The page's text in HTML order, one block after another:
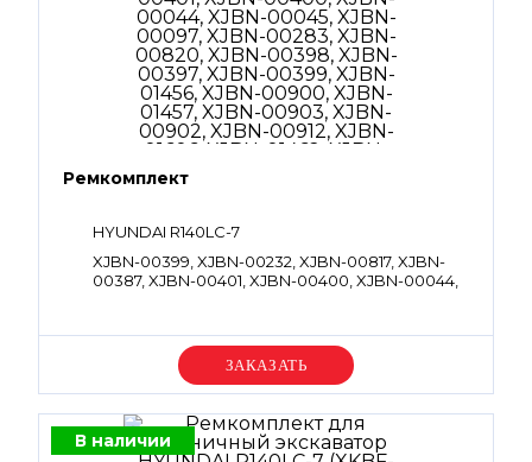
Ремкомплект
HYUNDAI R140LC-7
XJBN-00399, XJBN-00232, XJBN-00817, XJBN-
00387, XJBN-00401, XJBN-00400, XJBN-00044,
XJBN-01456, XJBN-00900, XJBN-01457, XJBN-
00903, XJBN-00902, XJBN-00912, XJBN-01606,
XJBN-01462, XJBN-01463, XJBN-00899, XJBN-
00046, XJBN-01464, XJBN-00454, XJBN-01579,
OORBP8, OORBP11, OORBP16, OORBP18,
OORBG30, OORBG85, OORBG115, OORBG120,
OT2BP16, OT2BG30, PTCV35V
Уточняйте цену
В наличии